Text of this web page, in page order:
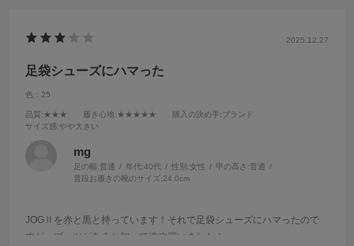
2025.12.27
足袋シューズにハマった
色：25
品質:★★★ 履き心地:★★★★★ 購入の決め手 :ブランド
サイズ感:やや大きい
mg
足の幅: 普通 年代:40代 性別:女性 甲の高さ: 普通
普段お履きの靴のサイズ:24.0cm
JOGⅡを赤と黒と持っています！それで足袋シューズにハマったので
すが、ブーツがあると知って速攻買いました！